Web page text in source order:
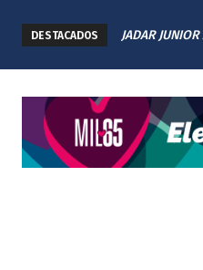
DESTACADOS
JADAR